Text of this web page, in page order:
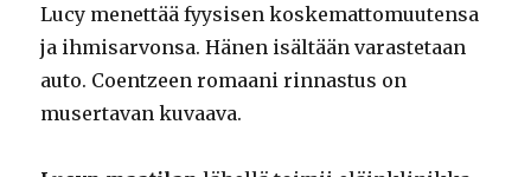
Lucy menettää fyysisen koskemattomuutensa
ja ihmisarvonsa. Hänen isältään varastetaan
auto. Coentzeen romaani rinnastus on
musertavan kuvaava.